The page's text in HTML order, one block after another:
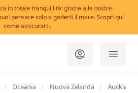
in totale tranquillità: grazie alle nostre
pensare solo a goderti il mare. Scopri qui
come assicurarti.
Oceania Nuova Zelanda Auckland